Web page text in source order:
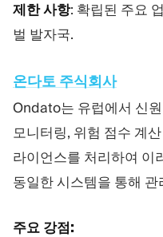
제한 사항: 확립된 주요
벌 발자국.
온다토 주식회사
Ondato는 유럽에서 신
모니터링, 위험 점수 계
라이언스를 처리하여 이
동일한 시스템을 통해 관
주요 강점: